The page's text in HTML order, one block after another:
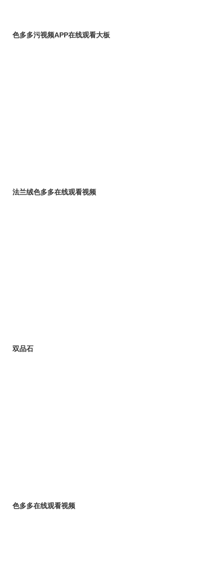
色多多污视频APP在线观看大板
法兰绒色多多在线观看视频
双品石
色多多在线观看视频